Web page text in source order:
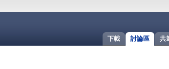
共
討論區
下載